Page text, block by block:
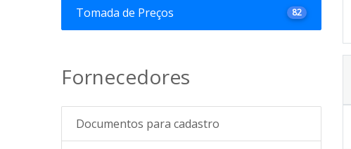
Tomada de Preços 82
Fornecedores
Documentos para cadastro